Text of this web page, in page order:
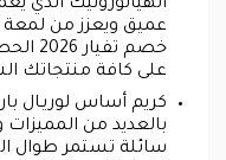
الهيالورونيك الذي
عميق ويعزز من لمعة
على كافة منتجاتك
كريم أساس لوريـال
بالعديد من المميزات
سائلة تستمر طوال